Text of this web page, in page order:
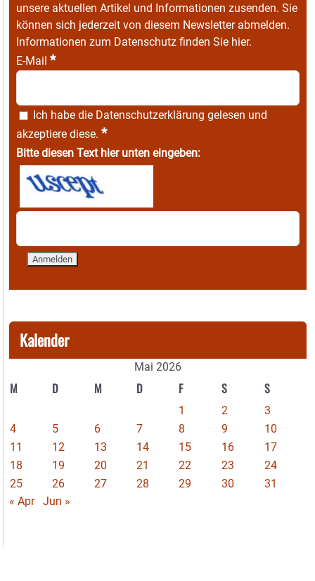
unsere aktuellen Artikel und Informationen zusenden. Sie
können sich jederzeit von diesem Newsletter abmelden.
Informationen zum Datenschutz finden Sie hier.
E-Mail *
Ich habe die Datenschutzerklärung gelesen und
akzeptiere diese. *
Bitte diesen Text hier unten eingeben:
Kalender
Mai 2026
M D M D F S S
1 2
3
4
5 6 7 8 9
10
11
12 13 14 15 16
17
18
19 20 21 22 23
24
25
26 27 28 29 30
31
« Apr
Jun »